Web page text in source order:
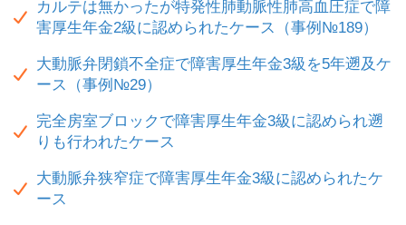
カルテは無かったが特発性肺動脈性肺高血圧症で障
害厚生年金2級に認められたケース（事例№189）
大動脈弁閉鎖不全症で障害厚生年金3級を5年遡及ケ
ース（事例№29）
完全房室ブロックで障害厚生年金3級に認められ遡
りも行われたケース
大動脈弁狭窄症で障害厚生年金3級に認められたケ
ース